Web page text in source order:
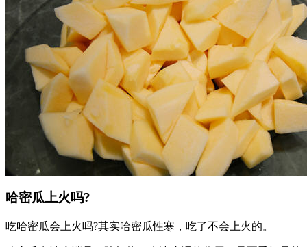
哈密瓜上火吗?
吃哈密瓜会上火吗?其实哈密瓜性寒，吃了不会上火的。